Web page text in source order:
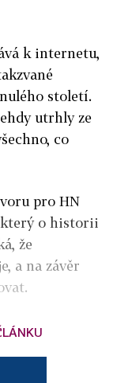
k internetu,
století.
utrhly ze
co
pro HN
o historii
že
a na závěr